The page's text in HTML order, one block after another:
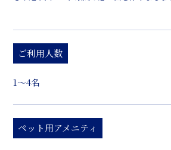
ご利用人数
1～4名
ペット用アメニティ